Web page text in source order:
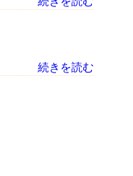
続きを読む